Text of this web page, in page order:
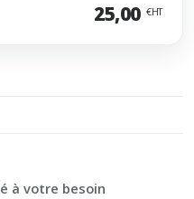
25,00 €HT
à votre besoin